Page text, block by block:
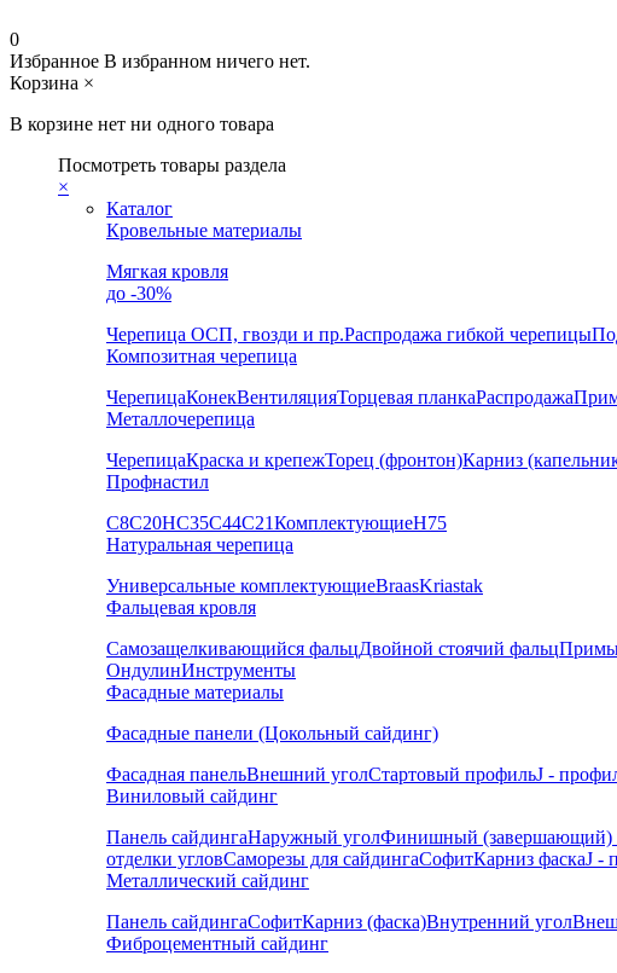
0
Избранное В избранном ничего нет.
Корзина ×
В корзине нет ни одного товара
Посмотреть товары раздела
×
Каталог
Кровельные материалы
Мягкая кровля
до -30%
Черепица ОСП, гвозди и пр.Распродажа гибкой черепицы
Композитная черепица
ЧерепицаКонекВентиляцияТорцевая планкаРаспродажа
Металлочерепица
ЧерепицаКраска и крепежТорец (фронтон)Карниз
Профнастил
С8С20НС35С44С21КомплектующиеН75
Натуральная черепица
Универсальные комплектующиеBraasKriastak
Фальцевая кровля
Самозащелкивающийся фальцДвойной стоячий фальц
ОндулинИнструменты
Фасадные материалы
Фасадные панели (Цокольный сайдинг)
Фасадная панельВнешний уголСтартовый профильJ -
Виниловый сайдинг
Панель сайдингаНаружный уголФинишный (завершающий)
отделки угловСаморезы для сайдингаСофитКарниз фаскаJ -
Металлический сайдинг
Панель сайдингаСофитКарниз (фаска)Внутренний угол
Фиброцементный сайдинг